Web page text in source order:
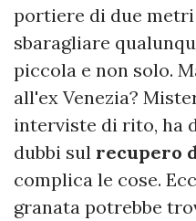
portiere di due metri
sbaragliare
piccola e non solo.
all'ex Venezia?
interviste di rito, ha
dubbi sul recupero
complica le cose.
granata potrebbe